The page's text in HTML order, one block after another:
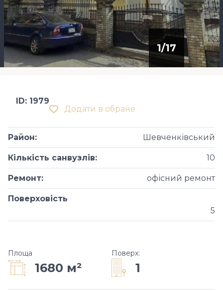
1/17
Додати в обране
ID: 1979
Район: Шевченківський
Кількість санвузлів: 10
Ремонт: офісний ремонт
Поверховість
5
Площа
1680 м²
Поверх:
1